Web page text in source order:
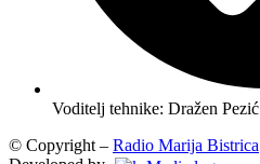
Voditelj tehnike: Dražen Pezić
© Copyright – Radio Marija Bistrica